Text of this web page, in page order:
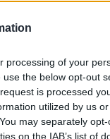
processing of your
the below opt-out
is processed
utilized by us
may separately
on the IAB’s list of
alla
la
in